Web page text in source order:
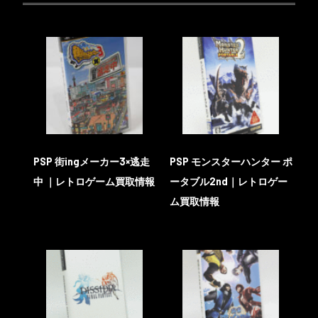
PSP 街ingメーカー3×逃走
中 ｜レトロゲーム買取情報
PSP モンスターハンター ポ
ータブル2nd｜レトロゲー
ム買取情報